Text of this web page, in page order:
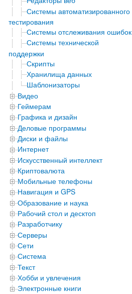
Системы автоматизированного
тестирования
Системы отслеживания ошибок
Системы технической
поддержки
Скрипты
Хранилища данных
Шаблонизаторы
Видео
Геймерам
Графика и дизайн
Деловые программы
Диски и файлы
Интернет
Искусственный интеллект
Криптовалюта
Мобильные телефоны
Навигация и GPS
Образование и наука
Рабочий стол и десктоп
Разработчику
Серверы
Сети
Система
Текст
Хобби и увлечения
Электронные книги